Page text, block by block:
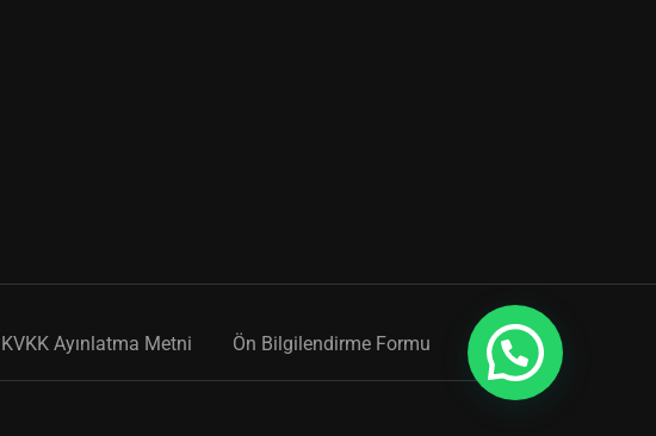
KVKK Ayınlatma Metni Ön Bilgilendirme Formu